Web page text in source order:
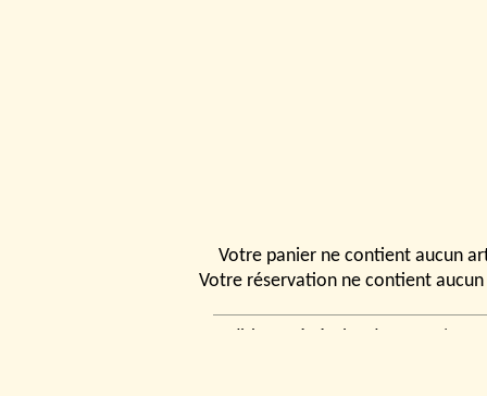
Votre panier ne contient aucun
Votre réservation ne contient